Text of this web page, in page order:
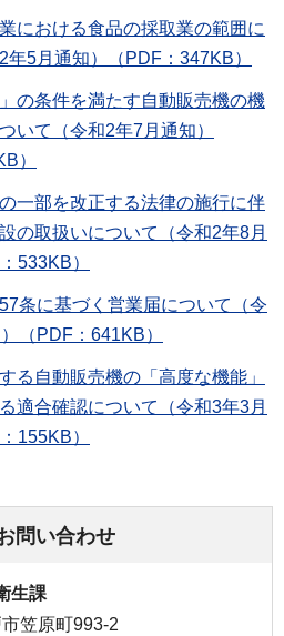
における食品の採取業の範囲に
年5月通知）（PDF：347KB）
」の条件を満たす自動販売機の機
いて（令和2年7月通知）
）
一部を改正する法律の施行に伴
の取扱いについて（令和2年8月
533KB）
条に基づく営業届について（令
（PDF：641KB）
る自動販売機の「高度な機能」
適合確認について（令和3年3月
155KB）
問い合わせ
生課
笠原町993-2